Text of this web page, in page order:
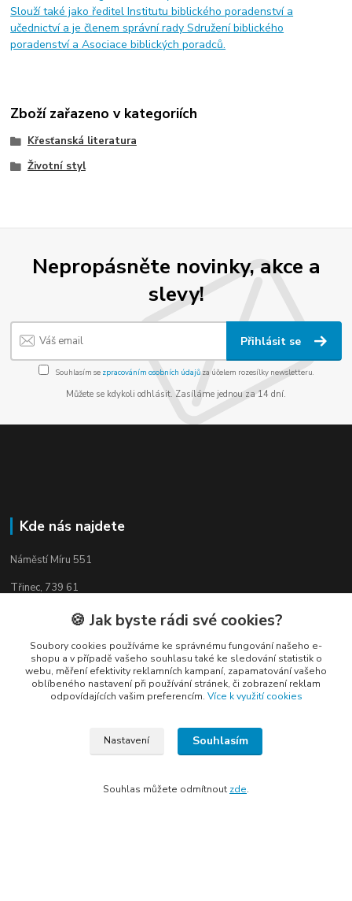
Slouží také jako ředitel Institutu biblického poradenství a
učednictví a je členem správní rady Sdružení biblického
poradenství a Asociace biblických poradců.
Zboží zařazeno v kategoriích
Křesťanská literatura
Životní styl
Nepropásněte novinky, akce a
slevy!
Přihlásit se
Souhlasím se zpracováním osobních údajůza účelem rozesílky newsletteru.
Můžete se kdykoli odhlásit. Zasíláme jednou za 14 dní.
Kde nás najdete
Náměstí Míru 551
Třinec, 739 61
Kontakty
🍪 Jak byste rádi své cookies?
Soubory cookies používáme ke správnému fungování našeho e-
shopu a v případě vašeho souhlasu také ke sledování statistik o
webu, měření efektivity reklamních kampaní, zapamatování vašeho
oblíbeného nastavení při používání stránek, či zobrazení reklam
odpovídajících vašim preferencím. Více k využití cookies
Nastavení Souhlasím
Souhlas můžete odmítnout zde.